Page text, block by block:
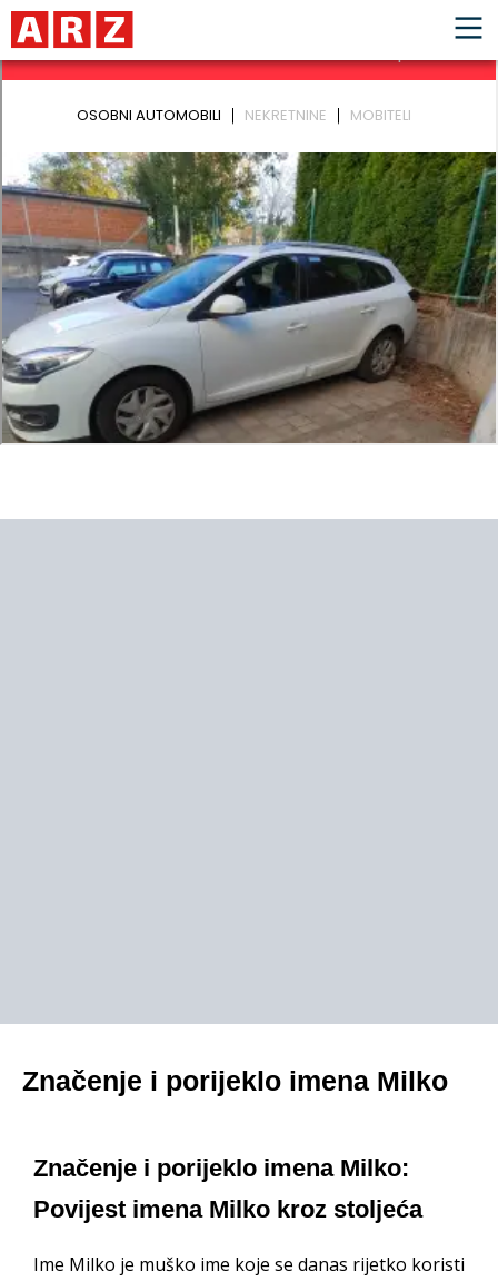
Značenje i porijeklo imena Milko
Značenje i porijeklo imena Milko:
Povijest imena Milko kroz stoljeća
Ime Milko je muško ime koje se danas rijetko koristi